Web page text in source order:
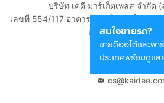
สนใจขายรถ?
ขายดีออโต้และพา
ประเทศพร้อมดูแ
บริษัท เคดี มาร์เก็ตเพลส จำกัด
เลขที่ 554/117 อาคารสกายไนน์ เซ็นเตอ
แขวงดินแดง เขตดิน
กรุงเทพมหานคร